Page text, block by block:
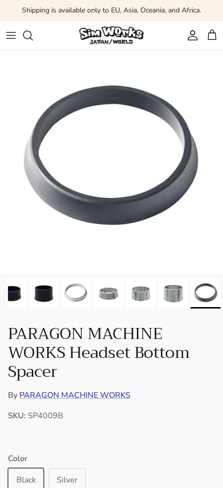
Skip to content
Shipping is available only to EU, Asia, Oceania, and Africa.
Account
PARAGON MACHINE
WORKS Headset Bottom
Spacer
By PARAGON MACHINE WORKS
SKU: SP4009B
Color
Black
Silver